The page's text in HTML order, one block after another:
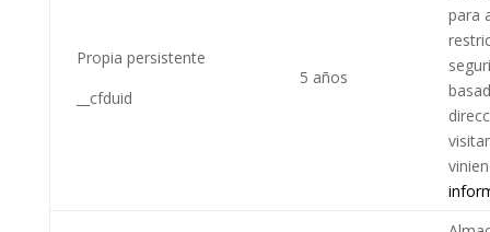
Propia persistente
__cfduid
5 años
para